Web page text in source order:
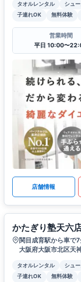
タオルレンタル シュ
子連れOK
無料体験
営業時間
平日 10:00〜
店舗情報
かたぎり塾天六
関目成育駅から車で
大阪府大阪市北区天
タオルレンタル シュ
子連れOK
無料体験